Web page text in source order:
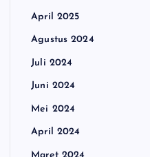
April 2025
Agustus 2024
Juli 2024
Juni 2024
Mei 2024
April 2024